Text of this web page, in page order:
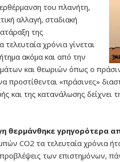
του πλανήτη,
αλλαγή, σταδιακή
της
χρόνια γίνεται
ακόμα και από την
και θεωριών όπως ο
προστίθενται «πράσινες»
και της κατανάλωσης δείχνει
θερμάνθηκε γρηγορότερα
CO2 τα τελευταία χρόνια
των επιστημόνων,